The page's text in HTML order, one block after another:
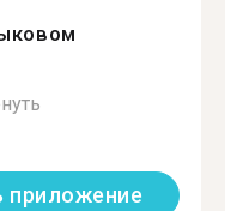
приложение